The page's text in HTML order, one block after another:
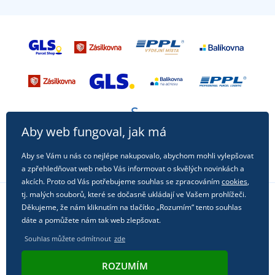
Sledujte nás na sociálních sítích
Aby web fungoval, jak má
Aby se Vám u nás co nejlépe nakupovalo, abychom mohli vylepšovat
a zpřehledňovat web nebo Vás informovat o skvělých novinkách a
akcích. Proto od Vás potřebujeme souhlas se zpracovánímcookies,
tj. malých souborů, které se dočasně ukládají ve Vašem prohlížeči.
Děkujeme, že nám kliknutím na tlačítko „Rozumím“ tento souhlas
dáte a pomůžete nám tak web zlepšovat.
Souhlas můžete odmítnout zde
ROZUMÍM